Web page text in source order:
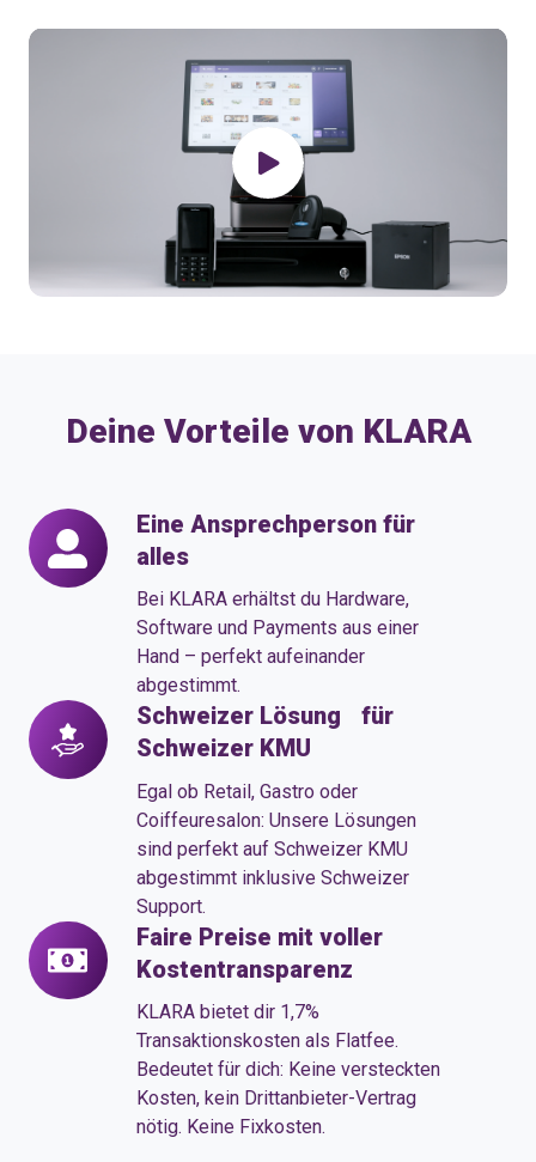
Deine Vorteile von KLARA
Eine Ansprechperson für
alles
Bei KLARA erhältst du Hardware,
Software und Payments aus einer
Hand – perfekt aufeinander
abgestimmt.
Eine
Ansprechperson
für
Schweizer Lösung für
Schweizer KMU
Egal ob Retail, Gastro oder
Coiffeuresalon: Unsere Lösungen
sind perfekt auf Schweizer KMU
abgestimmt inklusive Schweizer
Support.
Schweizer
Lösung
Faire Preise mit voller
Kostentransparenz
KLARA bietet dir 1,7%
Transaktionskosten als Flatfee.
Bedeutet für dich: Keine versteckten
Kosten, kein Drittanbieter-Vertrag
nötig. Keine Fixkosten.
Faire
Preise
mit
Kostentransparenz